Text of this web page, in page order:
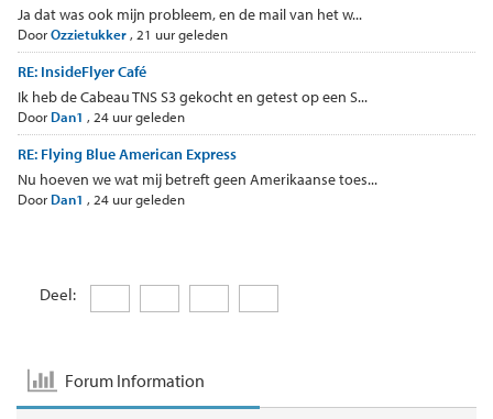
Ja dat was ook mijn probleem, en de mail van het w...
DoorOzzietukker , 21 uur geleden
RE: InsideFlyer Café
Ik heb de Cabeau TNS S3 gekocht en getest op een S...
Door Dan1 , 24 uur geleden
RE: Flying Blue American Express
Nu hoeven we wat mij betreft geen Amerikaanse toes...
Door Dan1 , 24 uur geleden
Deel:
Forum Information